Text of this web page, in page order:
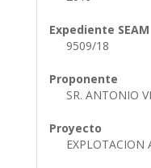
Expediente SEAM
9509/18
Proponente
SR. ANTONIO
Proyecto
EXPLOTACION